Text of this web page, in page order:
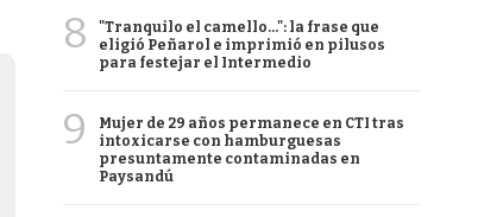
8
"Tranquilo el camello...": la frase que
eligió Peñarol e imprimió en pilusos
para festejar el Intermedio
9
Mujer de 29 años permanece en CTI tras
intoxicarse con hamburguesas
presuntamente contaminadas en
Paysandú